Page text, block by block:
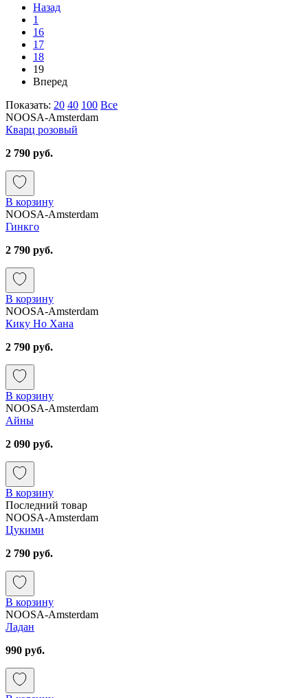
Назад
1
16
17
18
19
Вперед
Показать: 20 40 100 Все
NOOSA-Amsterdam
Кварц розовый
2 790 руб.
В корзину
NOOSA-Amsterdam
Гинкго
2 790 руб.
В корзину
NOOSA-Amsterdam
Кику Но Хана
2 790 руб.
В корзину
NOOSA-Amsterdam
Айны
2 090 руб.
В корзину
Последний товар
NOOSA-Amsterdam
Цукими
2 790 руб.
В корзину
NOOSA-Amsterdam
Ладан
990 руб.